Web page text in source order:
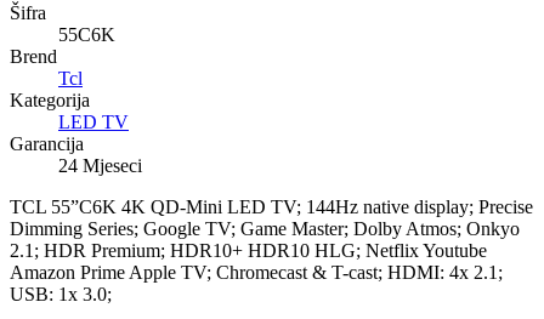
Šifra
55C6K
Brend
Tcl
Kategorija
LED TV
Garancija
24 Mjeseci
TCL 55”C6K 4K QD-Mini LED TV; 144Hz native display; Precise
Dimming Series; Google TV; Game Master; Dolby Atmos; Onkyo
2.1; HDR Premium; HDR10+ HDR10 HLG; Netflix Youtube
Amazon Prime Apple TV; Chromecast & T-cast; HDMI: 4x 2.1;
USB: 1x 3.0;